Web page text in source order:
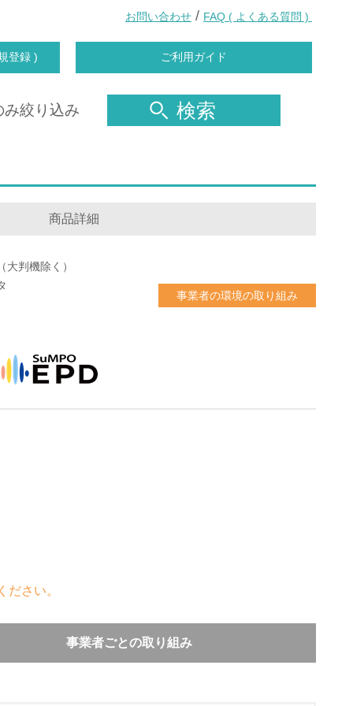
お問い合わせ / FAQ ( よくある質問 )
登録 ) ご利用ガイド
み絞り込み 検索
商品詳細
大判機除く）
事業者の環境の取り組み
さい。
事業者ごとの取り組み